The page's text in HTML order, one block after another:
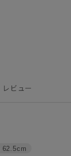
レビュー
62.5cm